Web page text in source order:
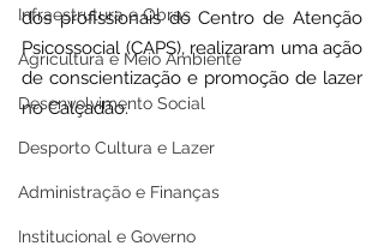
Infraestrutura e Obras
Agricultura e Meio Ambiente
Desenvolvimento Social
Desporto Cultura e Lazer
Administração e Finanças
Institucional e Governo
dos profissionais do Centro de Atenção
Psicossocial (CAPS), realizaram uma ação
de conscientização e promoção de lazer
no Calçadão.